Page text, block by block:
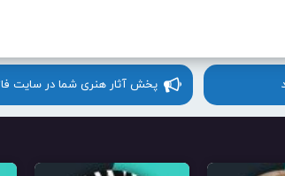
پخش آثار هنری شما در سایت